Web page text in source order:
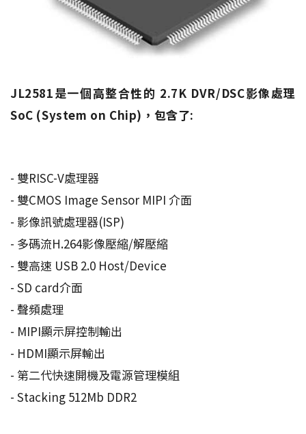
JL2581是一個高整合性的 2.7K DVR/DSC影像處理
SoC (System on Chip)，包含了:
- 雙RISC-V處理器
- 雙CMOS Image Sensor MIPI 介面
- 影像訊號處理器(ISP)
- 多碼流H.264影像壓縮/解壓縮
- 雙高速 USB 2.0 Host/Device
- SD card介面
- 聲頻處理
- MIPI顯示屏控制輸出
- HDMI顯示屏輸出
- 第二代快速開機及電源管理模組
- Stacking 512Mb DDR2